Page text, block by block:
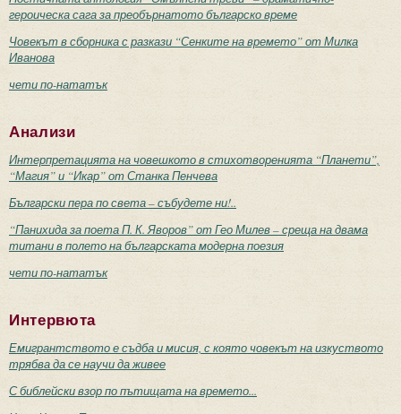
героическа сага за преобърнатото българско време
Човекът в сборника с разкази “Сенките на времето” от Милка
Иванова
чети по-нататък
Анализи
Интерпретацията на човешкото в стихотворенията “Планети”,
“Магия” и “Икар” от Станка Пенчева
Български пера по света – събудете ни!..
“Панихида за поета П. К. Яворов” от Гео Милев – среща на двама
титани в полето на българската модерна поезия
чети по-нататък
Интервюта
Емигрантството е съдба и мисия, с която човекът на изкуството
трябва да се научи да живее
С библейски взор по пътищата на времето...